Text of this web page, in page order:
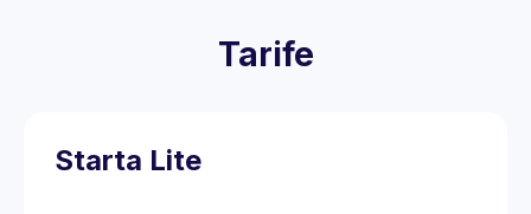
Tarife
Starta Lite